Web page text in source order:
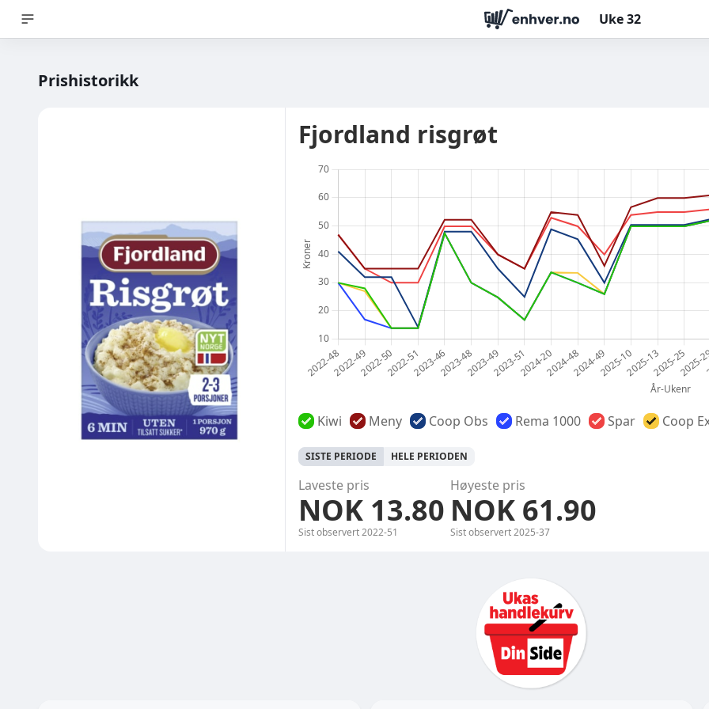
Uke32
Prishistorikk
Fjordland risgrøt
Kiwi Meny Coop Obs Rema 1000 Spar Coop
SISTE PERIODE HELE PERIODEN
Laveste pris
NOK 13.80
Sist observert2022-51
Høyeste pris
NOK 61.90
Sist observert2025-37